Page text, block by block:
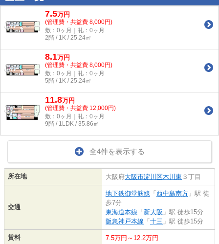
7.5万円
(管理費・共益費 8,000円)
敷：0ヶ月｜礼：0ヶ月
2階 / 1K / 25.24㎡
8.1万円
(管理費・共益費 8,000円)
敷：0ヶ月｜礼：0ヶ月
5階 / 1K / 25.24㎡
11.8万円
(管理費・共益費 12,000円)
敷：0ヶ月｜礼：0ヶ月
9階 / 1LDK / 35.86㎡
全4件を表示する
所在地 大阪府大阪市淀川区木川東 ３丁目
交通
地下鉄御堂筋線 「 西中島南方 」駅 徒
歩7分
東海道本線 「 新大阪 」駅 徒歩15分
阪急神戸本線 「 十三 」駅 徒歩15分
賃料 7.5万円～12.2万円